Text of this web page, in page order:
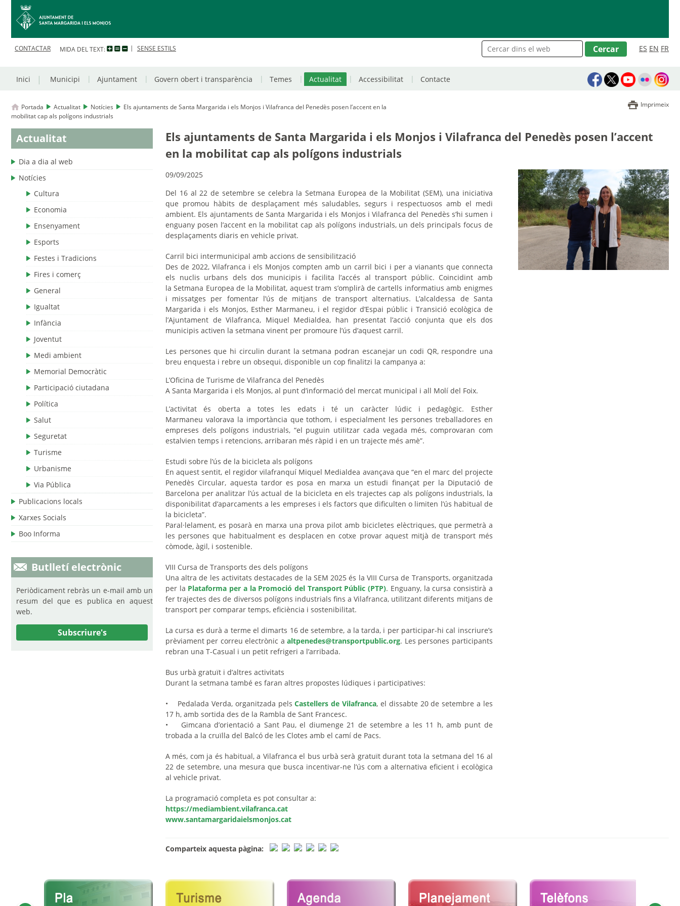
ES EN FR
CONTACTAR MIDA DEL TEXT: SENSE ESTILS
Inici Municipi Ajuntament Govern obert i transparència Temes Actualitat Accessibilitat Contacte
Portada Actualitat Notícies
Els ajuntaments de Santa Margarida i els Monjos i Vilafranca del Penedès posen l’accent en la
mobilitat cap als polígons industrials
Imprimeix
Actualitat
Dia a dia al web
Notícies
Cultura
Economia
Ensenyament
Esports
Festes i Tradicions
Fires i comerç
General
Igualtat
Infància
Joventut
Medi ambient
Memorial Democràtic
Participació ciutadana
Política
Salut
Seguretat
Turisme
Urbanisme
Via Pública
Publicacions locals
Xarxes Socials
Boo Informa
Butlletí electrònic
Periòdicament rebràs un e-mail amb un
resum del que es publica en aquest
web.
Subscriure's
Els ajuntaments de Santa Margarida i els Monjos i Vilafranca del Penedès posen l’accent
en la mobilitat cap als polígons industrials
09/09/2025
Del 16 al 22 de setembre se celebra la Setmana Europea de la Mobilitat (SEM), una iniciativa
que promou hàbits de desplaçament més saludables, segurs i respectuosos amb el medi
ambient. Els ajuntaments de Santa Margarida i els Monjos i Vilafranca del Penedès s’hi sumen i
enguany posen l’accent en la mobilitat cap als polígons industrials, un dels principals focus de
desplaçaments diaris en vehicle privat.
Carril bici intermunicipal amb accions de sensibilització
Des de 2022, Vilafranca i els Monjos compten amb un carril bici i per a vianants que connecta
els nuclis urbans dels dos municipis i facilita l’accés al transport públic. Coincidint amb
la Setmana Europea de la Mobilitat, aquest tram s’omplirà de cartells informatius amb enigmes
i missatges per fomentar l’ús de mitjans de transport alternatius. L’alcaldessa de Santa
Margarida i els Monjos, Esther Marmaneu, i el regidor d’Espai públic i Transició ecològica de
l’Ajuntament de Vilafranca, Miquel Medialdea, han presentat l’acció conjunta que els dos
municipis activen la setmana vinent per promoure l’ús d’aquest carril.
Les persones que hi circulin durant la setmana podran escanejar un codi QR, respondre una
breu enquesta i rebre un obsequi, disponible un cop finalitzi la campanya a:
L’Oficina de Turisme de Vilafranca del Penedès
A Santa Margarida i els Monjos, al punt d’informació del mercat municipal i all Molí del Foix.
L’activitat és oberta a totes les edats i té un caràcter lúdic i pedagògic. Esther
Marmaneu valorava la importància que tothom, i especialment les persones treballadores en
empreses dels polígons industrials, “el puguin utilitzar cada vegada més, comprovaran com
estalvien temps i retencions, arribaran més ràpid i en un trajecte més amè”.
Estudi sobre l’ús de la bicicleta als polígons
En aquest sentit, el regidor vilafranquí Miquel Medialdea avançava que “en el marc del projecte
Penedès Circular, aquesta tardor es posa en marxa un estudi finançat per la Diputació de
Barcelona per analitzar l’ús actual de la bicicleta en els trajectes cap als polígons industrials, la
disponibilitat d’aparcaments a les empreses i els factors que dificulten o limiten l’ús habitual de
la bicicleta”.
Paral·lelament, es posarà en marxa una prova pilot amb bicicletes elèctriques, que permetrà a
les persones que habitualment es desplacen en cotxe provar aquest mitjà de transport més
còmode, àgil, i sostenible.
VIII Cursa de Transports des dels polígons
Una altra de les activitats destacades de la SEM 2025 és la VIII Cursa de Transports, organitzada
per la Plataforma per a la Promoció del Transport Públic (PTP). Enguany, la cursa consistirà a
fer trajectes des de diversos polígons industrials fins a Vilafranca, utilitzant diferents mitjans de
transport per comparar temps, eficiència i sostenibilitat.
La cursa es durà a terme el dimarts 16 de setembre, a la tarda, i per participar-hi cal inscriure’s
prèviament per correu electrònic aaltpenedes@transportpublic.org. Les persones participants
rebran una T-Casual i un petit refrigeri a l’arribada.
Bus urbà gratuït i d’altres activitats
Durant la setmana també es faran altres propostes lúdiques i participatives:
• Pedalada Verda, organitzada pelsCastellers de Vilafranca, el dissabte 20 de setembre a les
17 h, amb sortida des de la Rambla de Sant Francesc.
• Gimcana d’orientació a Sant Pau, el diumenge 21 de setembre a les 11 h, amb punt de
trobada a la cruïlla del Balcó de les Clotes amb el camí de Pacs.
A més, com ja és habitual, a Vilafranca el bus urbà serà gratuït durant tota la setmana del 16 al
22 de setembre, una mesura que busca incentivar-ne l’ús com a alternativa eficient i ecològica
al vehicle privat.
La programació completa es pot consultar a:
https://mediambient.vilafranca.cat
www.santamargaridaielsmonjos.cat
Comparteix aquesta pàgina: